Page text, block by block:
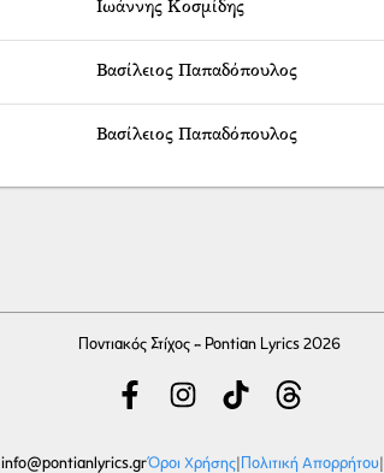
Ιωάννης Κοσμίδης
Βασίλειος Παπαδόπουλος
Βασίλειος Παπαδόπουλος
Ποντιακός Στίχος - Pontian Lyrics 2026
info@pontianlyrics.grΌροι Χρήσης| Πολιτική Απορρήτου|